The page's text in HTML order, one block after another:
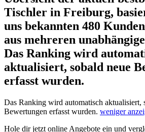
Tischler in Freiburg,
uns bekannten 480
aus mehreren
Das Ranking wird
aktualisiert, sobald neue
erfasst wurden.
Das Ranking wird automatisch aktualisiert,
Bewertungen erfasst wurden. weniger
Hole dirjetzt online Angebote ein und